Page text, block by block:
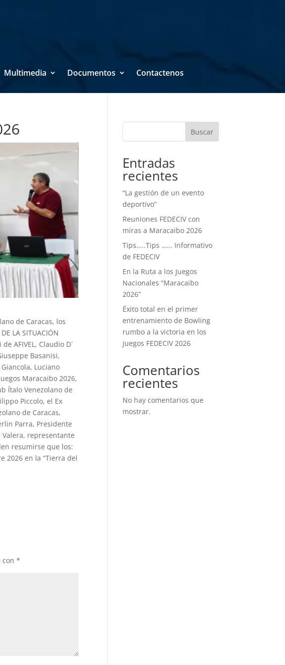
Multimedia Documentos Contactenos
de Caracas, los
LA SITUACIÓN
AFIVEL, Claudio D`
Basanisi,
Luciano
Maracaibo 2026,
Ítalo Venezolano de
Piccolo, el Ex
de Caracas,
Parra, Presidente
representante
resumirse que los:
2026en la“Tierra del
con*
Buscar
Entradas
recientes
“La gestión de un evento
deportivo“
Reuniones FEDECIV con
miras a Maracaibo 2026
Tips…..Tips …… Informativo
de FEDECIV
En la Ruta a los Juegos
Nacionales “Maracaibo
2026”
Éxito total en el primer
entrenamiento de Bowling
rumbo a la victoria en los
juegos FEDECIV 2026
Comentarios
recientes
No hay comentarios que
mostrar.